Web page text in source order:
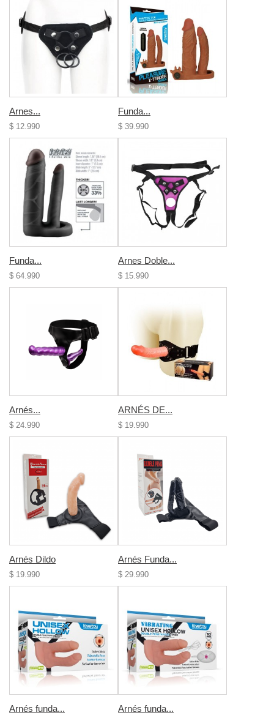
Arnes...
$ 12.990
Funda...
$ 39.990
Funda...
$ 64.990
Arnes Doble...
$ 15.990
Arnés...
$ 24.990
ARNÉS DE...
$ 19.990
Arnés Dildo
$ 19.990
Arnés Funda...
$ 29.990
Arnés funda... Arnés funda...